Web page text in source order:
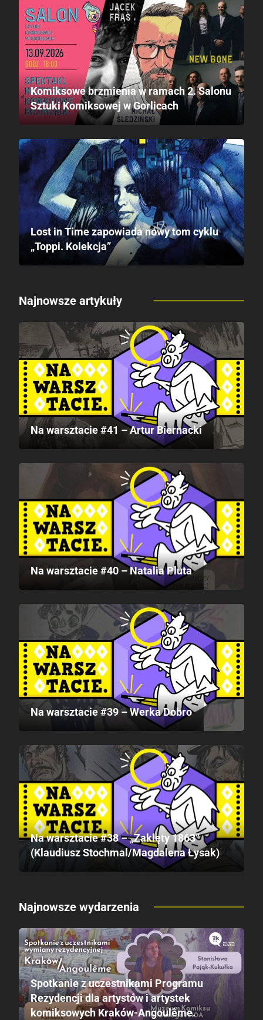
Komiksowe brzmienia w ramach 2. Salonu
Sztuki Komiksowej w Gorlicach
Lost in Time zapowiada nowy tom cyklu
„Toppi. Kolekcja”
Najnowsze artykuły
Na warsztacie #41 – Artur Biernacki
Na warsztacie #40 – Natalia Pluta
Na warsztacie #39 – Werka Dobro
Na warsztacie #38 – „Zaklęty 1863”
(Klaudiusz Stochmal/Magdalena Łysak)
Najnowsze wydarzenia
Spotkanie z uczestnikami Programu
Rezydencji dla artystów i artystek
komiksowych Kraków-Angoulême.